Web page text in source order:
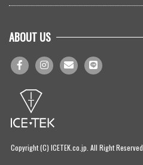
ABOUT US
Copyright (C) ICETEK.co.jp. All Right Reserved